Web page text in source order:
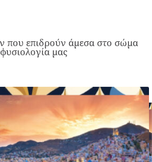
που επιδρούν άμεσα στο σώμα
μας